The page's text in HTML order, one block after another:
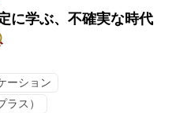
に学ぶ、不確実な時代
ーション
ス）